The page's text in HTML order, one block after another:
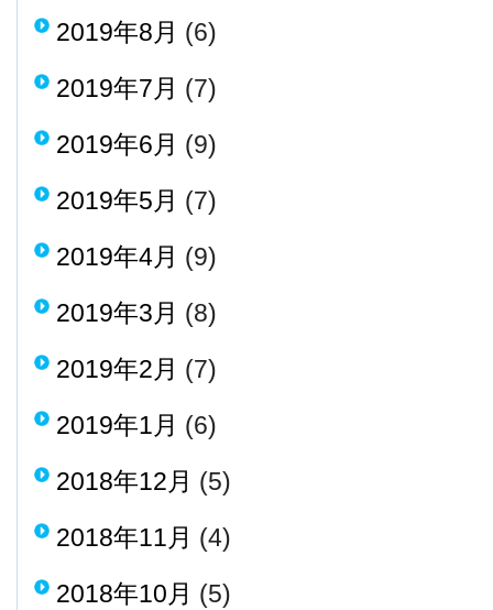
2019年8月 (6)
2019年7月 (7)
2019年6月 (9)
2019年5月 (7)
2019年4月 (9)
2019年3月 (8)
2019年2月 (7)
2019年1月 (6)
2018年12月 (5)
2018年11月 (4)
2018年10月 (5)